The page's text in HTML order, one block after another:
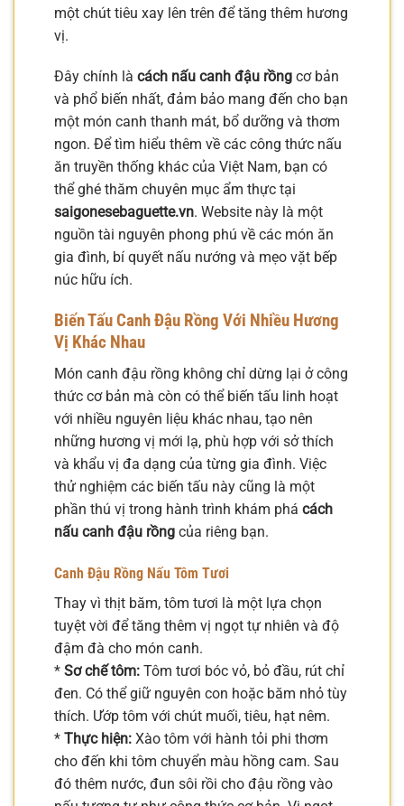
một chút tiêu xay lên trên để tăng thêm hương
vị.
Đây chính là cách nấu canh đậu rồng cơ bản
và phổ biến nhất, đảm bảo mang đến cho bạn
một món canh thanh mát, bổ dưỡng và thơm
ngon. Để tìm hiểu thêm về các công thức nấu
ăn truyền thống khác của Việt Nam, bạn có
thể ghé thăm chuyên mục ẩm thực tại
saigonesebaguette.vn. Website này là một
nguồn tài nguyên phong phú về các món ăn
gia đình, bí quyết nấu nướng và mẹo vặt bếp
núc hữu ích.
Biến Tấu Canh Đậu Rồng Với Nhiều Hương
Vị Khác Nhau
Món canh đậu rồng không chỉ dừng lại ở công
thức cơ bản mà còn có thể biến tấu linh hoạt
với nhiều nguyên liệu khác nhau, tạo nên
những hương vị mới lạ, phù hợp với sở thích
và khẩu vị đa dạng của từng gia đình. Việc
thử nghiệm các biến tấu này cũng là một
phần thú vị trong hành trình khám phá cách
nấu canh đậu rồng của riêng bạn.
Canh Đậu Rồng Nấu Tôm Tươi
Thay vì thịt băm, tôm tươi là một lựa chọn
tuyệt vời để tăng thêm vị ngọt tự nhiên và độ
đậm đà cho món canh.
* Sơ chế tôm: Tôm tươi bóc vỏ, bỏ đầu, rút chỉ
đen. Có thể giữ nguyên con hoặc băm nhỏ tùy
thích. Ướp tôm với chút muối, tiêu, hạt nêm.
* Thực hiện: Xào tôm với hành tỏi phi thơm
cho đến khi tôm chuyển màu hồng cam. Sau
đó thêm nước, đun sôi rồi cho đậu rồng vào